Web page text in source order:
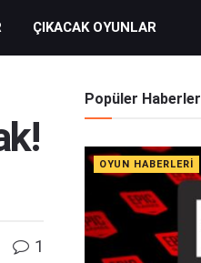
ÇIKACAK OYUNLAR
1
Popüler Haberler
OYUN HABERLERI